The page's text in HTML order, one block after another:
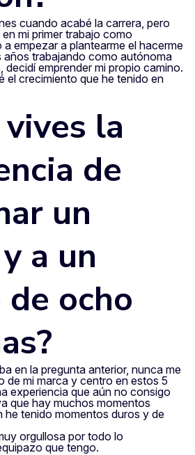
cuando acabé la carrera, pero
mi primer trabajo como
empezar a plantearme el hacerme
años trabajando como autónoma
emprender mi propio camino.
el crecimiento que he tenido en
la
de
un
a un
ocho
en la pregunta anterior, nunca me
de mi marca y centro en estos 5
experiencia que aún no consigo
que hay muchos momentos
he tenido momentos duros y de
orgullosa por todo lo
que tengo.